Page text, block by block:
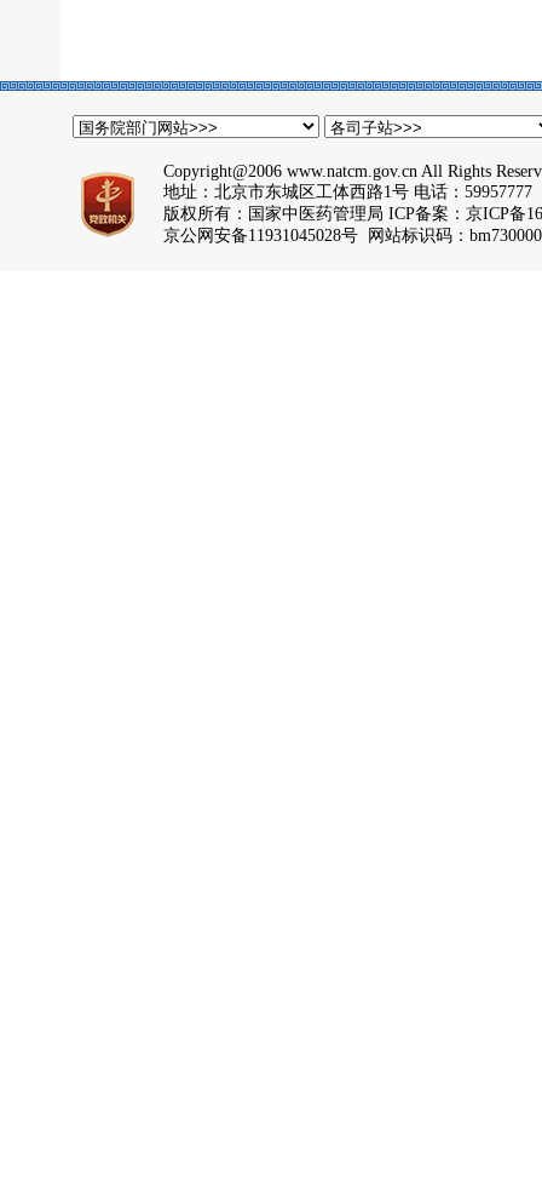
Copyright@2006 www.natcm.gov.cn All Rights
地址：北京市东城区工体西路1号 电话：59957777
版权所有：国家中医药管理局 ICP备案： 京ICP备
京公网安备11931045028号 网站标识码：